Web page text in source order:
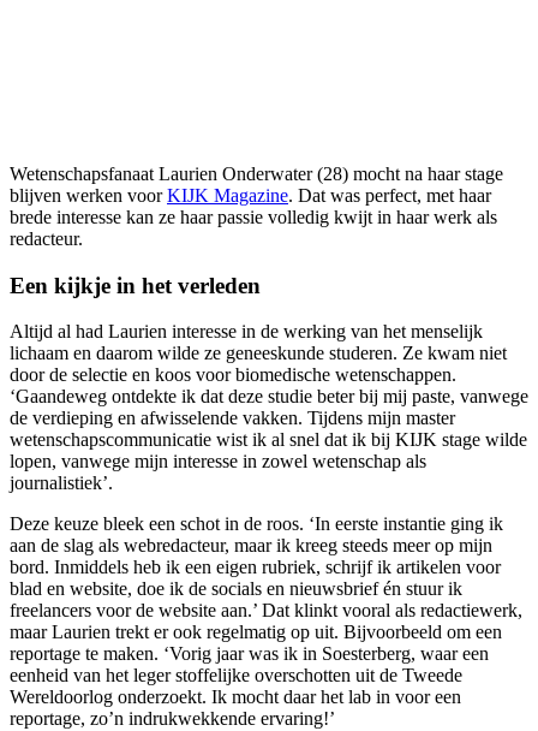
Wetenschapsfanaat Laurien Onderwater (28) mocht na haar stage
blijven werken voorKIJK Magazine. Dat was perfect, met haar
brede interesse kan ze haar passie volledig kwijt in haar werk als
redacteur.
Een kijkje in het verleden
Altijd al had Laurien interesse in de werking van het menselijk
lichaam en daarom wilde ze geneeskunde studeren. Ze kwam niet
door de selectie en koos voor biomedische wetenschappen.
‘Gaandeweg ontdekte ik dat deze studie beter bij mij paste, vanwege
de verdieping en afwisselende vakken. Tijdens mijn master
wetenschapscommunicatie wist ik al snel dat ik bij KIJK stage wilde
lopen, vanwege mijn interesse in zowel wetenschap als
journalistiek’.
Deze keuze bleek een schot in de roos. ‘In eerste instantie ging ik
aan de slag als webredacteur, maar ik kreeg steeds meer op mijn
bord. Inmiddels heb ik een eigen rubriek, schrijf ik artikelen voor
blad en website, doe ik de socials en nieuwsbrief én stuur ik
freelancers voor de website aan.’ Dat klinkt vooral als redactiewerk,
maar Laurien trekt er ook regelmatig op uit. Bijvoorbeeld om een
reportage te maken. ‘Vorig jaar was ik in Soesterberg, waar een
eenheid van het leger stoffelijke overschotten uit de Tweede
Wereldoorlog onderzoekt. Ik mocht daar het lab in voor een
reportage, zo’n indrukwekkende ervaring!’